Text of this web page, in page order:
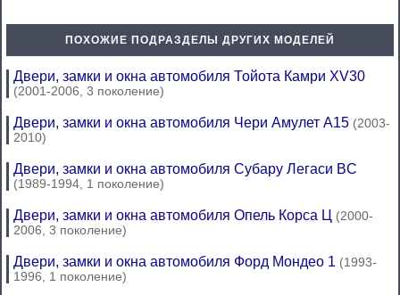
ПОХОЖИЕ ПОДРАЗДЕЛЫ ДРУГИХ МОДЕЛЕЙ
Двери, замки и окна автомобиля Тойота Камри XV30
(2001-2006, 3 поколение)
Двери, замки и окна автомобиля Чери Амулет А15 (2003-
2010)
Двери, замки и окна автомобиля Субару Легаси BC
(1989-1994, 1 поколение)
Двери, замки и окна автомобиля Опель Корса Ц (2000-
2006, 3 поколение)
Двери, замки и окна автомобиля Форд Мондео 1 (1993-
1996, 1 поколение)